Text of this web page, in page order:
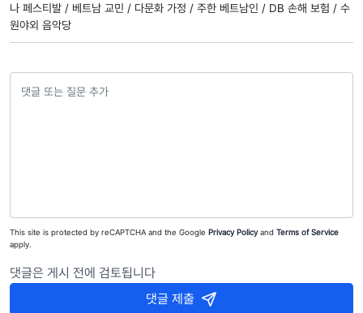
나 페스티발 / 베트남 교민 / 다문화 가정 / 주한 베트남인 / DB 손해 보험 / 수
원야외 음악당
This site is protected by reCAPTCHA and the Google Privacy Policyand Terms of Service
apply.
댓글은 게시 전에 검토됩니다
댓글 제출